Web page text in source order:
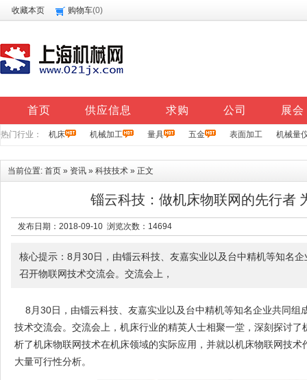
收藏本页 购物车(0)
首页 供应信息 求购 公司 展会
热门行业： 机床 机械加工 量具 五金 表面加工 机械量
当前位置: 首页 » 资讯 » 科技技术 » 正文
锱云科技：做机床物联网的先行者
发布日期：2018-09-10 浏览次数： 14694
核心提示：8月30日，由锱云科技、友嘉实业以及台中精机等知名
召开物联网技术交流会。交流会上，
8月30日，由锱云科技、友嘉实业以及台中精机等知名企业共同组
技术交流会。交流会上，机床行业的精英人士相聚一堂，深刻探讨
析了机床物联网技术在机床领域的实际应用，并就以机床物联网技
大量可行性分析。